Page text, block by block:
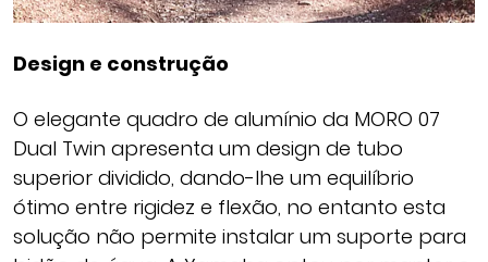
Design e construção
O elegante quadro de alumínio da MORO 07
Dual Twin apresenta um design de tubo
superior dividido, dando-lhe um equilíbrio
ótimo entre rigidez e flexão, no entanto esta
solução não permite instalar um suporte para